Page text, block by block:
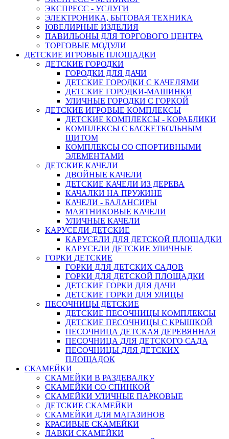
ЭКСПРЕСС - УСЛУГИ
ЭЛЕКТРОНИКА, БЫТОВАЯ ТЕХНИКА
ЮВЕЛИРНЫЕ ИЗДЕЛИЯ
ПАВИЛЬОНЫ ДЛЯ ТОРГОВОГО ЦЕНТРА
ТОРГОВЫЕ МОДУЛИ
ДЕТСКИЕ ИГРОВЫЕ ПЛОЩАДКИ
ДЕТСКИЕ ГОРОДКИ
ГОРОДКИ ДЛЯ ДАЧИ
ДЕТСКИЕ ГОРОДКИ С КАЧЕЛЯМИ
ДЕТСКИЕ ГОРОДКИ-МАШИНКИ
УЛИЧНЫЕ ГОРОДКИ С ГОРКОЙ
ДЕТСКИЕ ИГРОВЫЕ КОМПЛЕКСЫ
ДЕТСКИЕ КОМПЛЕКСЫ - КОРАБЛИКИ
КОМПЛЕКСЫ С БАСКЕТБОЛЬНЫМ
ЩИТОМ
КОМПЛЕКСЫ СО СПОРТИВНЫМИ
ЭЛЕМЕНТАМИ
ДЕТСКИЕ КАЧЕЛИ
ДВОЙНЫЕ КАЧЕЛИ
ДЕТСКИЕ КАЧЕЛИ ИЗ ДЕРЕВА
КАЧАЛКИ НА ПРУЖИНЕ
КАЧЕЛИ - БАЛАНСИРЫ
МАЯТНИКОВЫЕ КАЧЕЛИ
УЛИЧНЫЕ КАЧЕЛИ
КАРУСЕЛИ ДЕТСКИЕ
КАРУСЕЛИ ДЛЯ ДЕТСКОЙ ПЛОЩАДКИ
КАРУСЕЛИ ДЕТСКИЕ УЛИЧНЫЕ
ГОРКИ ДЕТСКИЕ
ГОРКИ ДЛЯ ДЕТСКИХ САДОВ
ГОРКИ ДЛЯ ДЕТСКОЙ ПЛОЩАДКИ
ДЕТСКИЕ ГОРКИ ДЛЯ ДАЧИ
ДЕТСКИЕ ГОРКИ ДЛЯ УЛИЦЫ
ПЕСОЧНИЦЫ ДЕТСКИЕ
ДЕТСКИЕ ПЕСОЧНИЦЫ КОМПЛЕКСЫ
ДЕТСКИЕ ПЕСОЧНИЦЫ С КРЫШКОЙ
ПЕСОЧНИЦА ДЕТСКАЯ ДЕРЕВЯННАЯ
ПЕСОЧНИЦА ДЛЯ ДЕТСКОГО САДА
ПЕСОЧНИЦЫ ДЛЯ ДЕТСКИХ
ПЛОЩАДОК
СКАМЕЙКИ
СКАМЕЙКИ В РАЗДЕВАЛКУ
СКАМЕЙКИ СО СПИНКОЙ
СКАМЕЙКИ УЛИЧНЫЕ ПАРКОВЫЕ
ДЕТСКИЕ СКАМЕЙКИ
СКАМЕЙКИ ДЛЯ МАГАЗИНОВ
КРАСИВЫЕ СКАМЕЙКИ
ЛАВКИ СКАМЕЙКИ